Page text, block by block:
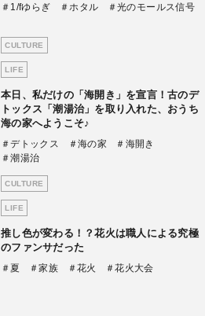
＃1/fゆらぎ ＃ホタル ＃光のモールス信号
CULTURE
LIFE
本日、私だけの「海開き」を宣言！古のデ
トックス「潮湯治」を取り入れた、おうち
海の家へようこそ♪
＃デトックス ＃海の家
＃海開き
＃潮湯治
CULTURE
LIFE
推し色が変わる！？花火は職人による究極
のファンサだった
＃夏 ＃家族 ＃花火 ＃花火大会